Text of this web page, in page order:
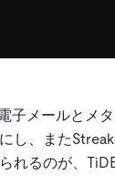
サービス契約
ど、契約関連
子メールとメ
し、また
れるのが、